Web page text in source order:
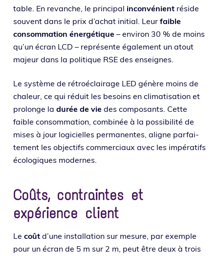
table. En revanche, le prin­ci­pal incon­vé­nientréside
sou­vent dans le prix d’achat ini­tial. Leur faible
consom­ma­tion éner­gé­tique – envi­ron 30 % de moins
qu’un écran LCD – repré­sente éga­le­ment un atout
majeur dans la poli­tique RSE des enseignes.
Le sys­tème de rétroé­clai­rage LED génère moins de
cha­leur, ce qui réduit les besoins en cli­ma­ti­sa­tion et
pro­longe la durée de vie des com­po­sants. Cette
faible consom­ma­tion, com­bi­née à la pos­si­bi­li­té de
mises à jour logi­cielles per­ma­nentes, aligne par­fai­
te­ment les objec­tifs com­mer­ciaux avec les impé­ra­tifs
éco­lo­giques modernes.
Coûts, contraintes et
expérience client
Le coûtd’une ins­tal­la­tion sur mesure, par exemple
pour un écran de 5 m sur 2 m, peut être deux à trois